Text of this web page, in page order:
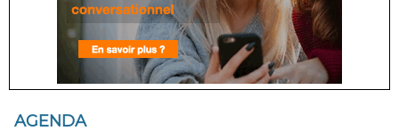
AGENDA